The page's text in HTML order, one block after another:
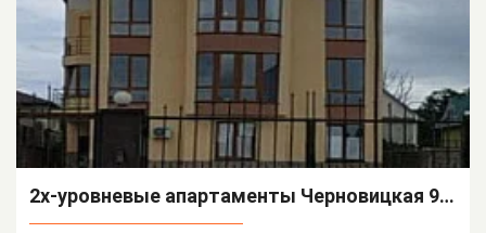
2х-уровневые апартаменты Черновицкая 91/1